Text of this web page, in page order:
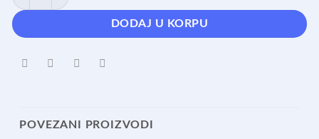
DODAJ U KORPU
POVEZANI PROIZVODI